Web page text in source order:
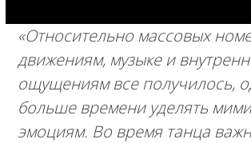
«Относительно массовых
движениям, музыке и
ощущениям все получилось,
больше времени уделять
эмоциям. Во время танца